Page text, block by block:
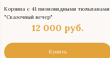
Корзина с 41 пионовидными тюльпанами
"Сказочный вечер"
12 000 руб.
Купить